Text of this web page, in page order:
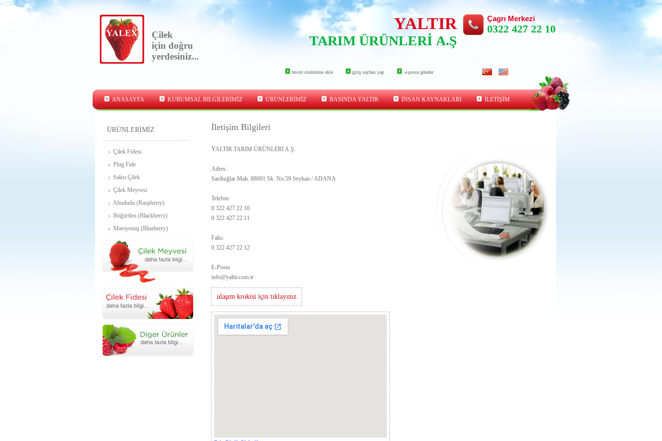
Çilek
için doğru
yerdesiniz...
YALTIR
TARIM ÜRÜNLERİ A.Ş
Çagrı Merkezi
0322 427 22 10
favori sitelerime ekle giriş sayfası yap e-posta gönder
ANASAYFA KURUMSAL BİLGİLERİMİZ ÜRÜNLERİMİZ BASINDA YALTIR İNSAN KAYNAKLARI İLETİŞİM
ÜRÜNLERİMİZ
Çilek Fidesi
Plug Fide
Saksı Çilek
Çilek Meyvesi
Ahududu (Raspberry)
Böğürtlen (Blackberry)
Maviyemiş (Blueberry)
İletişim Bilgileri
YALTIR TARIM ÜRÜNLERİ A.Ş.
Adres:
Sarıhuğlar Mah. 88001 Sk. No:59 Seyhan / ADANA
Telefon:
0 322 427 22 10
0 322 427 22 11
Faks:
0 322 427 22 12
E-Posta:
info@yaltir.com.tr
ulaşım krokisi için tıklayınız